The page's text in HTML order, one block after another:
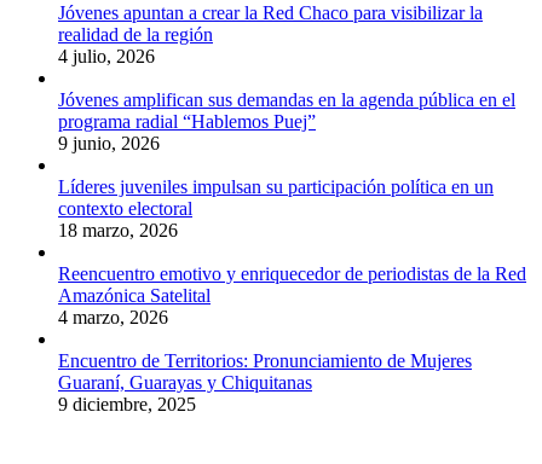
Jóvenes apuntan a crear la Red Chaco para visibilizar la
realidad de la región
4 julio, 2026
Jóvenes amplifican sus demandas en la agenda pública en el
programa radial “Hablemos Puej”
9 junio, 2026
Líderes juveniles impulsan su participación política en un
contexto electoral
18 marzo, 2026
Reencuentro emotivo y enriquecedor de periodistas de la Red
Amazónica Satelital
4 marzo, 2026
Encuentro de Territorios: Pronunciamiento de Mujeres
Guaraní, Guarayas y Chiquitanas
9 diciembre, 2025